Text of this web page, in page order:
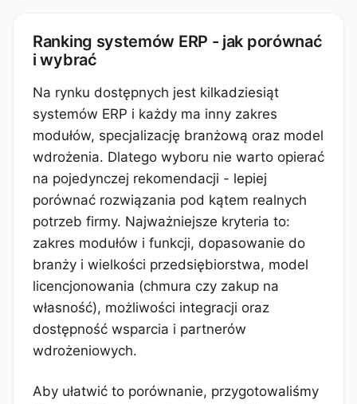
Ranking systemów ERP - jak porównać
i wybrać
Na rynku dostępnych jest kilkadziesiąt
systemów ERP i każdy ma inny zakres
modułów, specjalizację branżową oraz model
wdrożenia. Dlatego wyboru nie warto opierać
na pojedynczej rekomendacji - lepiej
porównać rozwiązania pod kątem realnych
potrzeb firmy. Najważniejsze kryteria to:
zakres modułów i funkcji, dopasowanie do
branży i wielkości przedsiębiorstwa, model
licencjonowania (chmura czy zakup na
własność), możliwości integracji oraz
dostępność wsparcia i partnerów
wdrożeniowych.
Aby ułatwić to porównanie, przygotowaliśmy